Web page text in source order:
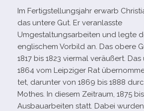
Im Fertigstellungsjahr erwarb
das untere Gut. Er ver­an­lasste
Umgestaltungsarbeiten und legte
eng­li­schem Vorbild an. Das obere
1817 bis 1823 vier­mal ver­äu­ßert.
1864 vom Leipziger Rat
tet, dar­un­ter von 1869 bis 1888
Mothes. In die­sem Zeitraum, 1875
Ausbauarbeiten statt. Dabei